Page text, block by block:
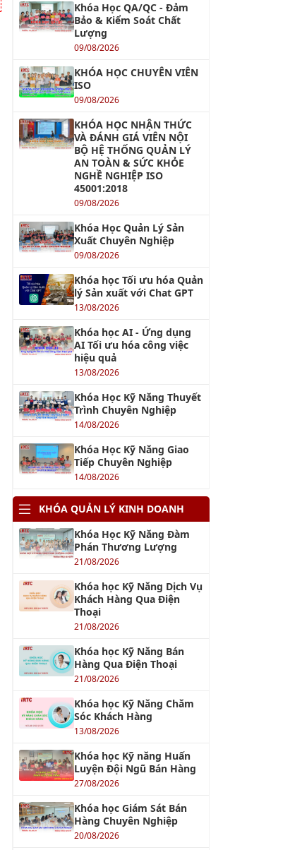
Khóa Học QA/QC - Đảm
Bảo & Kiểm Soát Chất
Lượng
09/08/2026
KHÓA HỌC CHUYÊN VIÊN
ISO
09/08/2026
KHÓA HỌC NHẬN THỨC
VÀ ĐÁNH GIÁ VIÊN NỘI
BỘ HỆ THỐNG QUẢN LÝ
AN TOÀN & SỨC KHỎE
NGHỀ NGHIỆP ISO
45001:2018
09/08/2026
Khóa Học Quản Lý Sản
Xuất Chuyên Nghiệp
09/08/2026
Khóa học Tối ưu hóa Quản
lý Sản xuất với Chat GPT
13/08/2026
Khóa học AI - Ứng dụng
AI Tối ưu hóa công việc
hiệu quả
13/08/2026
Khóa Học Kỹ Năng Thuyết
Trình Chuyên Nghiệp
14/08/2026
Khóa Học Kỹ Năng Giao
Tiếp Chuyên Nghiệp
14/08/2026
KHÓA QUẢN LÝ KINH DOANH
Khóa Học Kỹ Năng Đàm
Phán Thương Lượng
21/08/2026
Khóa học Kỹ Năng Dịch Vụ
Khách Hàng Qua Điện
Thoại
21/08/2026
Khóa học Kỹ Năng Bán
Hàng Qua Điện Thoại
21/08/2026
Khóa học Kỹ Năng Chăm
Sóc Khách Hàng
13/08/2026
Khóa học Kỹ năng Huấn
Luyện Đội Ngũ Bán Hàng
27/08/2026
Khóa học Giám Sát Bán
Hàng Chuyên Nghiệp
20/08/2026